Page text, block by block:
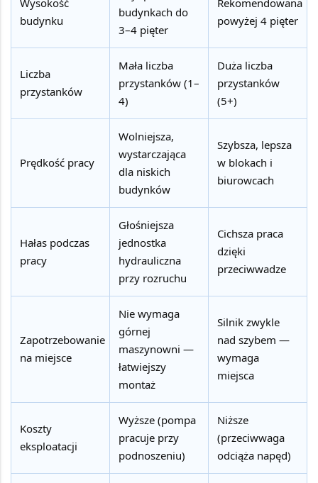
Wysokość
budynku
budynkach do
3–4 pięter
Rekomendowana
powyżej 4 pięter
Liczba
przystanków
Mała liczba
przystanków (1–
4)
Duża liczba
przystanków
(5+)
Prędkość pracy
Wolniejsza,
wystarczająca
dla niskich
budynków
Szybsza, lepsza
w blokach i
biurowcach
Hałas podczas
pracy
Głośniejsza
jednostka
hydrauliczna
przy rozruchu
Cichsza praca
dzięki
przeciwwadze
Zapotrzebowanie
na miejsce
Nie wymaga
górnej
maszynowni —
łatwiejszy
montaż
Silnik zwykle
nad szybem —
wymaga
miejsca
Koszty
eksploatacji
Wyższe (pompa
pracuje przy
podnoszeniu)
Niższe
(przeciwwaga
odciąża napęd)